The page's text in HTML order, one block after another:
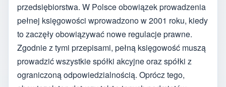
przedsiębiorstwa. W Polsce obowiązek prowadzenia
pełnej księgowości wprowadzono w 2001 roku, kiedy
to zaczęły obowiązywać nowe regulacje prawne.
Zgodnie z tymi przepisami, pełną księgowość muszą
prowadzić wszystkie spółki akcyjne oraz spółki z
ograniczoną odpowiedzialnością. Oprócz tego,